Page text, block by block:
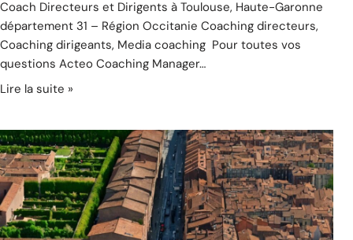
Coach Directeurs et Dirigents à Toulouse, Haute-Garonne
département 31 – Région Occitanie Coaching directeurs,
Coaching dirigeants, Media coaching Pour toutes vos
questions Acteo Coaching Manager…
Lire la suite »